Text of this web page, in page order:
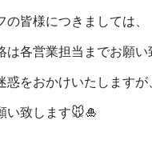
皆様につきましては、
各営業担当までお願い
をおかけいたしますが、
致します🐭🎍